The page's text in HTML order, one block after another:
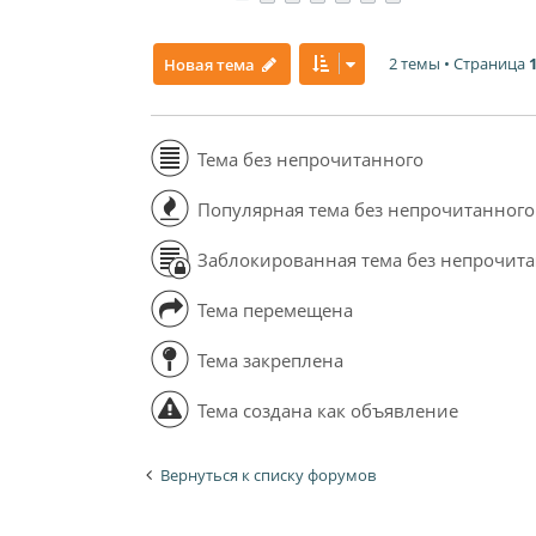
Новая тема 2 темы • Страница 1
Тема без непрочитанного
Популярная тема без непрочитанного
Заблокированная тема без
Тема перемещена
Тема закреплена
Тема создана как объявление
Вернуться к списку форумов